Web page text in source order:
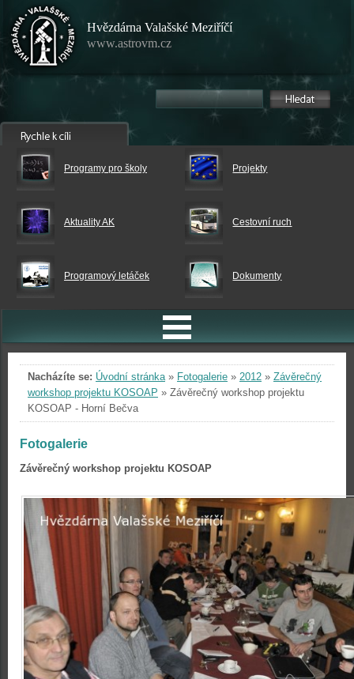
Hvězdárna Valašské Meziříčí
www.astrovm.cz
Programy pro školy Projekty
Aktuality AK Cestovní ruch
Programový letáček Dokumenty
Nacházíte se: Úvodní stránka» Fotogalerie » 2012 » Závěrečný
workshop projektu KOSOAP » Závěrečný workshop projektu
KOSOAP - Horní Bečva
Fotogalerie
Závěrečný workshop projektu KOSOAP